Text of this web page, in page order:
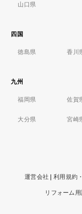
山口県
四国
徳島県 香川
九州
福岡県 佐賀
大分県 宮崎
運営会社 | 利用規約
リフォーム